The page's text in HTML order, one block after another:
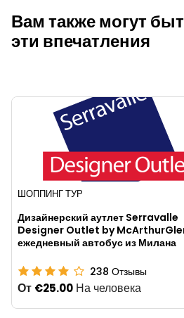
Вам также могут
эти впечатления
ШОППИНГ ТУР
Дизайнерский аутлет Serravalle
Designer Outlet by
ежедневный автобус из Милана
238 Отзывы
От €25.00 На человека